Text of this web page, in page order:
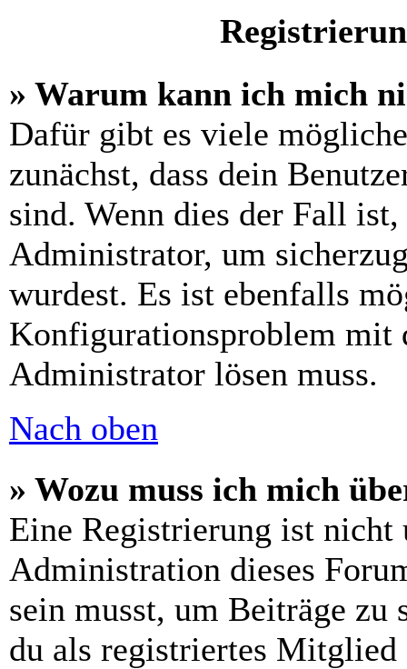
» Warum kann ich mich
Dafür gibt es viele
zunächst, dass dein
sind. Wenn dies der Fall
Administrator, um
wurdest. Es ist ebenfalls
Konfigurationsproblem mit
Administrator lösen muss.
Nach oben
» Wozu muss ich mich
Eine Registrierung ist
Administration dieses
sein musst, um Beiträge
du als registriertes Mitglied